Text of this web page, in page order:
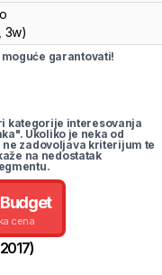
3w)
garantovati!
kategorije interesovanja
Ukoliko je neka od
zadovoljava kriterijum te
na nedostatak
Budget
cena
2017)